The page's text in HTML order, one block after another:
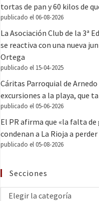
tortas de pan y 60 kilos de
publicado el 06-08-2026
La Asociación Club de la 3ª
se reactiva con una nueva
Ortega
publicado el 15-04-2025
Cáritas Parroquial de
excursiones a la playa, que
publicado el 05-06-2026
El PR afirma que «la falta
condenan a La Rioja a
publicado el 05-08-2026
Secciones
Elegir la categoría